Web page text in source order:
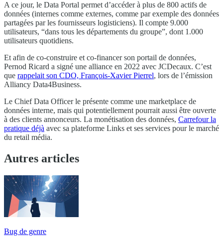
A ce jour, le Data Portal permet d’accéder à plus de 800 actifs de
données (internes comme externes, comme par exemple des données
partagées par les fournisseurs logisticiens). Il compte 9.000
utilisateurs, “dans tous les départements du groupe”, dont 1.000
utilisateurs quotidiens.
Et afin de co-construire et co-financer son portail de données,
Pernod Ricard a signé une alliance en 2022 avec JCDecaux. C’est
que rappelait son CDO, François-Xavier Pierrel, lors de l’émission
Alliancy Data4Business.
Le Chief Data Officer le présente comme une marketplace de
données interne, mais qui potentiellement pourrait aussi être ouverte
à des clients annonceurs. La monétisation des données, Carrefour la
pratique déjà avec sa plateforme Links et ses services pour le marché
du retail média.
Autres articles
Bug de genre